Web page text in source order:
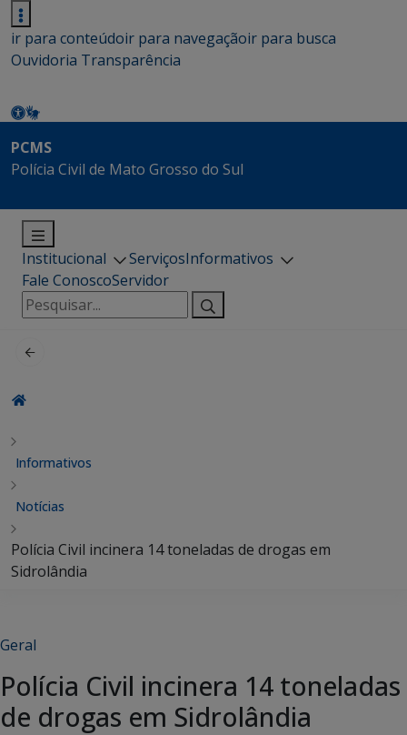
ir para conteúdoir para navegaçãoir para busca
Ouvidoria Transparência
PCMS
Polícia Civil de Mato Grosso do Sul
Institucional ServiçosInformativos
Fale ConoscoServidor
Pesquisar
por:
Informativos
Notícias
Polícia Civil incinera 14 toneladas de drogas em
Sidrolândia
Geral
Polícia Civil incinera 14 toneladas
de drogas em Sidrolândia